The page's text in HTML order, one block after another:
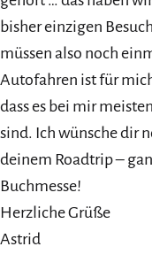
bisher einzigen
müssen also noch
Autofahren ist für
dass es bei mir
sind. Ich wünsche dir
deinem Roadtrip –
Buchmesse!
Herzliche Grüße
Astrid